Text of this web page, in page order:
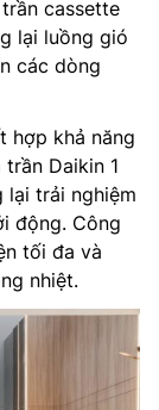
cassette
lại luồng gió
các dòng
hợp khả năng
Daikin 1
lại trải nghiệm
động. Công
tối đa và
nhiệt.